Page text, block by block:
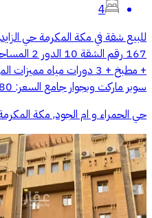
4
للبيع شقة في مكة المكرمة حي
+ مطبخ + 3 دورات مياه
سوبر ماركت وبجوار جامع السعر: 280 الف التواصل: 0551442229
حي الحمراء و ام الجود, مكة